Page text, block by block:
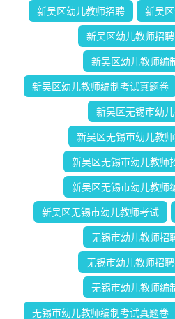
新吴区幼儿教师招聘 新吴
新吴区幼儿教师招
新吴区幼儿教师编
新吴区幼儿教师编制考试真题卷
新吴区无锡市幼
新吴区无锡市幼儿教
新吴区无锡市幼儿教师
新吴区无锡市幼儿教师
新吴区无锡市幼儿教师考试
无锡市幼儿教师招
无锡市幼儿教师招
无锡市幼儿教师编
无锡市幼儿教师编制考试真题卷